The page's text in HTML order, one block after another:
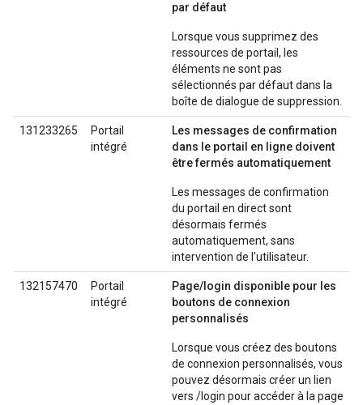
par défaut
Lorsque vous supprimez des
ressources de portail, les
éléments ne sont pas
sélectionnés par défaut dans la
boîte de dialogue de suppression.
131233265
Portail
intégré
Les messages de confirmation
dans le portail en ligne doivent
être fermés automatiquement
Les messages de confirmation
du portail en direct sont
désormais fermés
automatiquement, sans
intervention de l'utilisateur.
132157470
Portail
intégré
Page/login disponible pour les
boutons de connexion
personnalisés
Lorsque vous créez des boutons
de connexion personnalisés, vous
pouvez désormais créer un lien
vers /login pour accéder à la page